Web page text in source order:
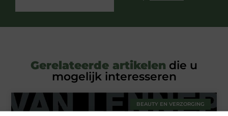
Gerelateerde artikelen die u
mogelijk interesseren
BEAUTY EN VERZORGING